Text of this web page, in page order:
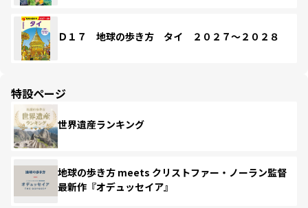
Ｄ１７ 地球の歩き方 タイ ２０２７～２０２８
特設ページ
世界遺産ランキング
地球の歩き方 meets クリストファー・ノーラン監督
最新作『オデュッセイア』